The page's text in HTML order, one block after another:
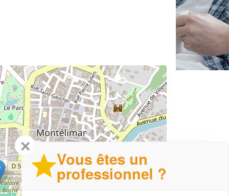
✕
Vous êtes un
professionnel ?